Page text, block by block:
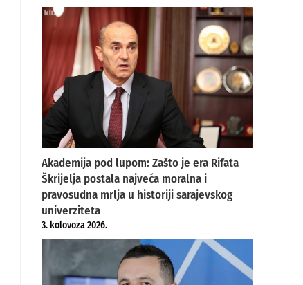
Akademija pod lupom: Zašto je era Rifata
Škrijelja postala najveća moralna i
pravosudna mrlja u historiji sarajevskog
univerziteta
3. kolovoza 2026.